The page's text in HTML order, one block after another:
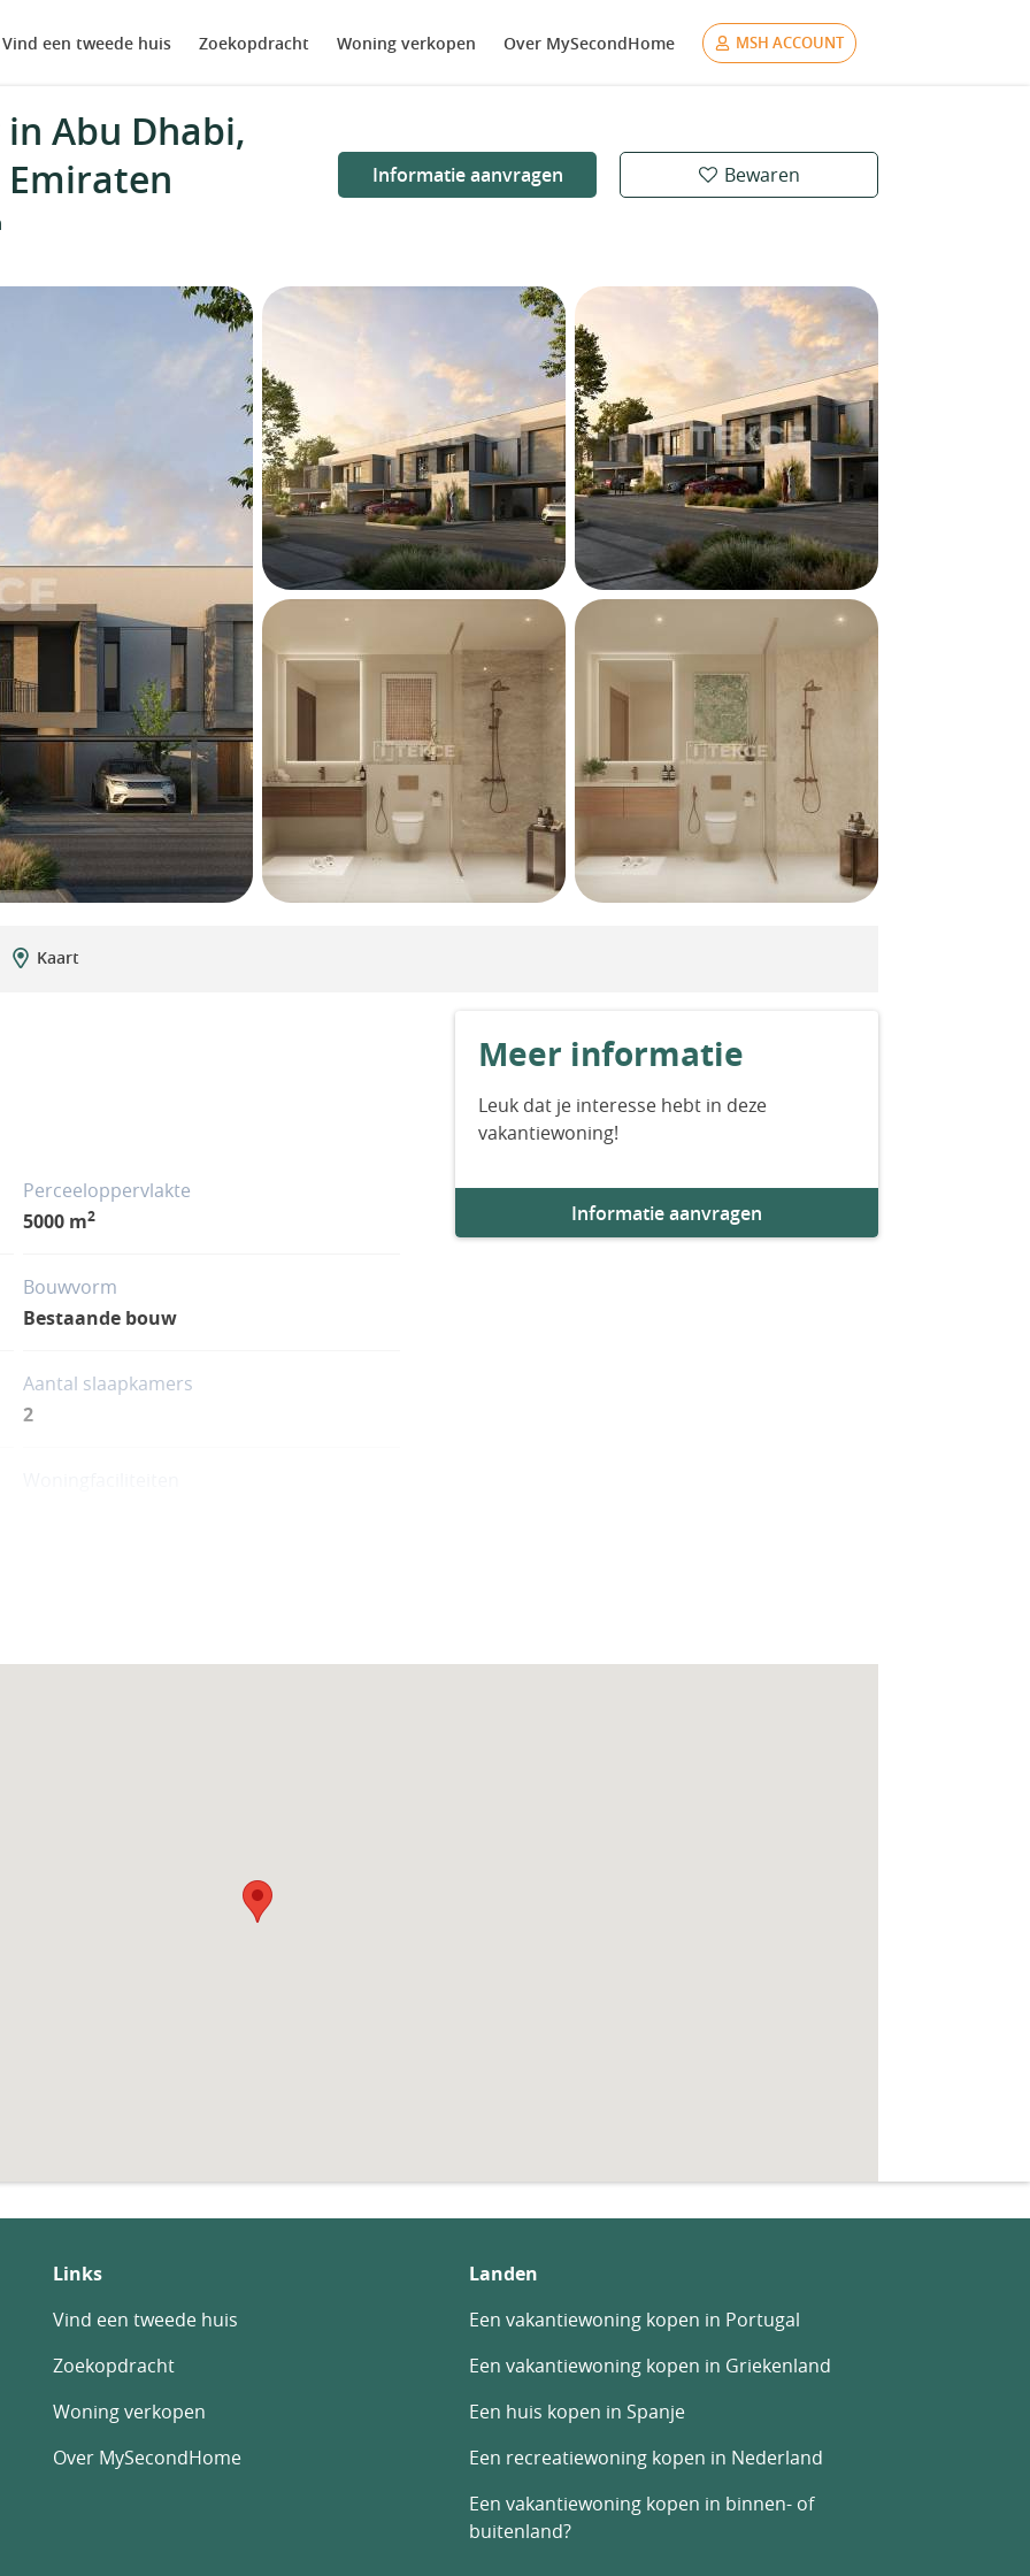
Vind een tweede huis Zoekopdracht Woning verkopen Over MySecondHome MSH ACCOUNT
Abu Dhabi,
Informatie aanvragen Bewaren
Kaart
Perceeloppervlakte
5000 m2
Bouwvorm
Bestaande bouw
Aantal slaapkamers
2
Meer informatie
Leuk dat je interesse hebt in deze
vakantiewoning!
Informatie aanvragen
Links
Vind een tweede huis
Zoekopdracht
Woning verkopen
Over MySecondHome
Landen
Een vakantiewoning kopen in Portugal
Een vakantiewoning kopen in Griekenland
Een huis kopen in Spanje
Een recreatiewoning kopen in Nederland
Een vakantiewoning kopen in binnen- of
buitenland?